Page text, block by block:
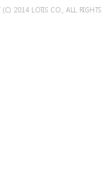
(C) 2014 LOTIS CO., ALL RIGHTS